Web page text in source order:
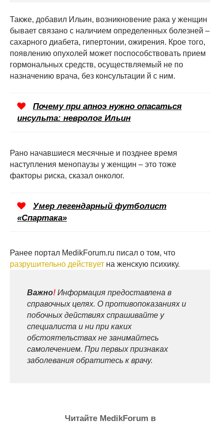
Также, добавил Ильин, возникновение рака у женщин
бывает связано с наличием определенных болезней –
сахарного диабета, гипертонии, ожирения. Крое того,
появлению опухолей может поспособствовать прием
гормональных средств, осуществляемый не по
назначению врача, без консультации й с ним.
Почему при апноэ нужно опасаться
инсульта: невролог Ильин
Рано начавшиеся месячные и позднее время
наступления менопаузы у женщин – это тоже
факторы риска, сказал онколог.
Умер легендарный футболист
«Спартака»
Ранее портал MedikForum.ru писал о том, что
разрушительно действует на женскую психику.
Важно! Информация предоставлена в
справочных целях. О противопоказаниях и
побочных действиях спрашивайте у
специалиста и ни при каких
обстоятельствах не занимайтесь
самолечением. При первых признаках
заболевания обратитесь к врачу.
Читайте MedikForum в